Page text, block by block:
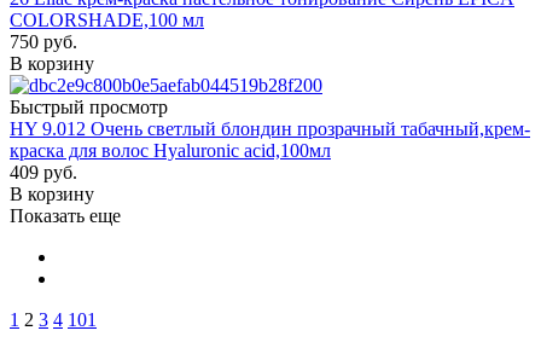
COLORSHADE,100 мл
750 руб.
В корзину
Быстрый просмотр
HY 9.012 Очень светлый блондин прозрачный табачный,крем-
краска для волос Hyaluronic acid,100мл
409 руб.
В корзину
Показать еще
1 2 3 4 101